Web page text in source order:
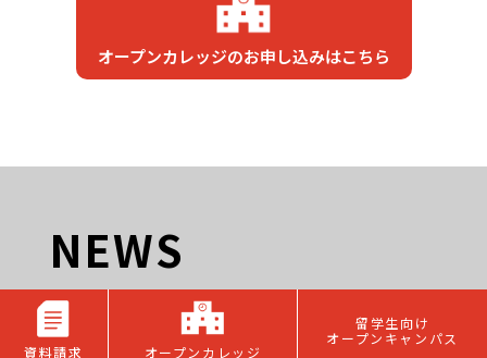
資料請求 オープンカレッジ
留学生向け
オープンキャンパス
オープンカレッジのお申し込みはこちら
NEWS
お知らせ